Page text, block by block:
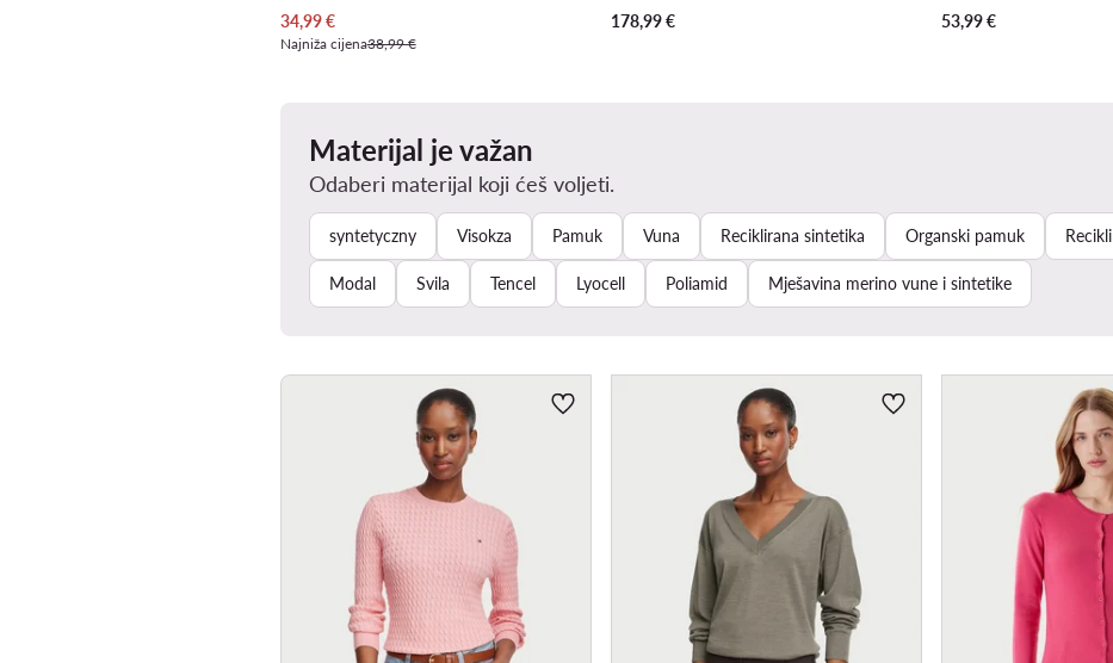
Trenutna cijena
34,99€
Najniža cijena38,99 €
178,99€
53,99€
Materijal je važan
Odaberi materijal koji ćeš voljeti.
syntetyczny Visokza Pamuk Vuna Reciklirana sintetika Organski pamuk
Modal Svila Tencel Lyocell Poliamid Mješavina merino vune i sintetike